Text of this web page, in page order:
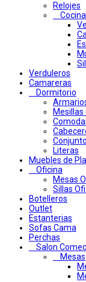
Relojes
Verduleros
Camareras
Dormitorio
Mesillas
Literas
Muebles de
Oficina
Mesas
Sillas
Botelleros
Outlet
Estanterias
Sofas Cama
Perchas
Salon
Mesas